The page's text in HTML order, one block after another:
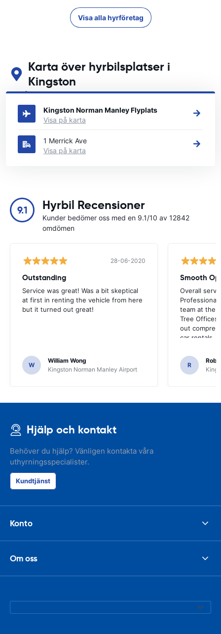
Visa alla hyrföretag
Karta över hyrbilsplatser i
Kingston
Se våra huvudsakliga biluthyrningsplatser i Kingston
Kingston Norman Manley Flyplats
Visa på karta
1 Merrick Ave
Visa på karta
9.1 Hyrbil Recensioner
Kunder bedömer oss med en 9.1/10 av 12842
omdömen
28-06-2020
Outstanding
Service was great! Was a bit skeptical
at first in renting the vehicle from here
but it turned out great!
W
William Wong
Kingston Norman Manley Airport
Smooth
Overall
team at the
Tree
out
car rentals.
R
Hjälp och kontakt
Behöver du hjälp? Vänligen kontakta våra
uthyrningsspecialister.
Kundtjänst
Konto
Om oss